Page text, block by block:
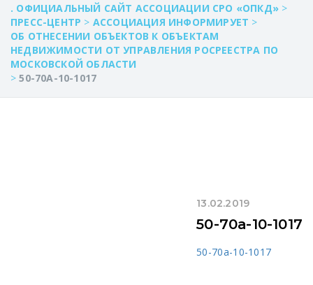
. ОФИЦИАЛЬНЫЙ САЙТ АССОЦИАЦИИ СРО «ОПКД» >
ПРЕСС-ЦЕНТР > АССОЦИАЦИЯ ИНФОРМИРУЕТ >
ОБ ОТНЕСЕНИИ ОБЪЕКТОВ К ОБЪЕКТАМ
НЕДВИЖИМОСТИ ОТ УПРАВЛЕНИЯ РОСРЕЕСТРА ПО
МОСКОВСКОЙ ОБЛАСТИ
>50-70А-10-1017
13.02.2019
50-70а-10-1017
50-70а-10-1017